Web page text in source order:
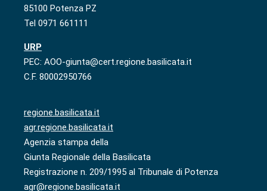
85100 Potenza PZ
Tel 0971 661111
URP
PEC: AOO-giunta@cert.regione.basilicata.it
C.F. 80002950766
regione.basilicata.it
agr.regione.basilicata.it
Agenzia stampa della
Giunta Regionale della Basilicata
Registrazione n. 209/1995 al Tribunale di Potenza
agr@regione.basilicata.it